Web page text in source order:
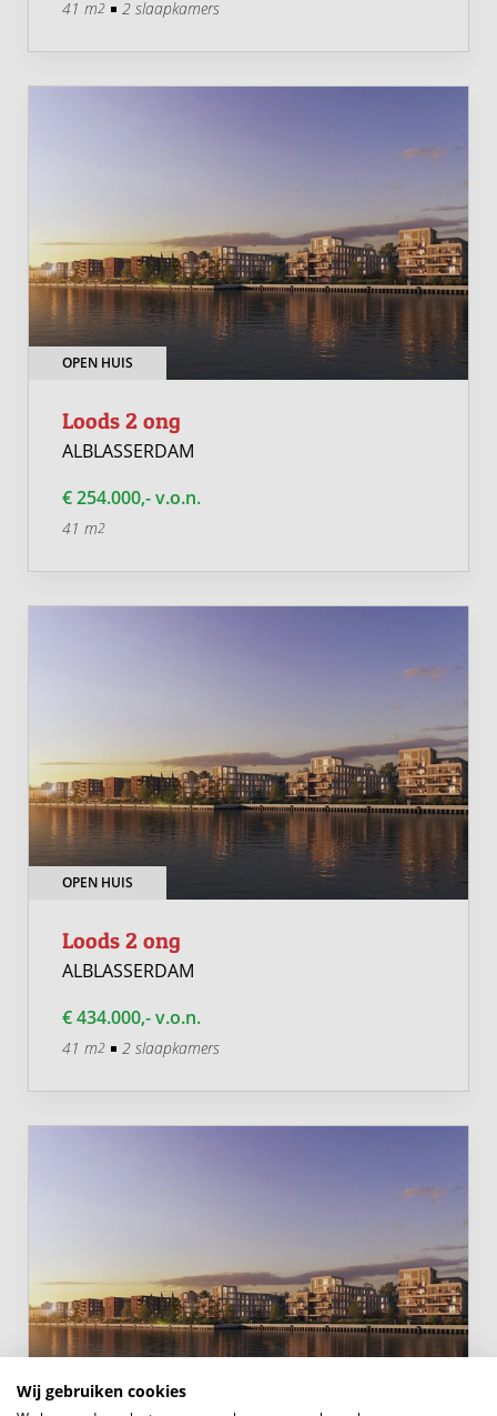
41 m2 2 slaapkamers
OPEN HUIS
Loods 2 ong
ALBLASSERDAM
€ 254.000,- v.o.n.
41 m2
OPEN HUIS
Loods 2 ong
ALBLASSERDAM
€ 434.000,- v.o.n.
41 m2 2 slaapkamers
OPEN HUIS
Wij gebruiken cookies